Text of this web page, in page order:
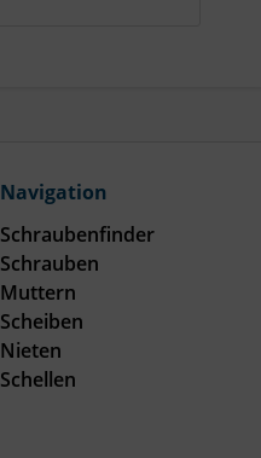
Navigation
Schraubenfinder
Schrauben
Muttern
Scheiben
Nieten
Schellen